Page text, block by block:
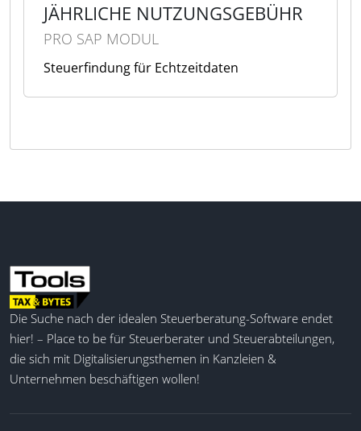
JÄHRLICHE NUTZUNGSGEBÜHR
PRO SAP MODUL
Steuerfindung für Echtzeitdaten
Die Suche nach der idealen Steuerberatung-Software endet
hier! – Place to be für Steuerberater und Steuerabteilungen,
die sich mit Digitalisierungsthemen in Kanzleien &
Unternehmen beschäftigen wollen!